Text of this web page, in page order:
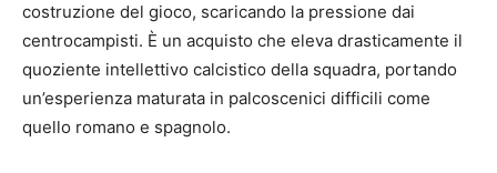
costruzione del gioco, scaricando la pressione dai
centrocampisti. È un acquisto che eleva drasticamente il
quoziente intellettivo calcistico della squadra, portando
un’esperienza maturata in palcoscenici difficili come
quello romano e spagnolo.